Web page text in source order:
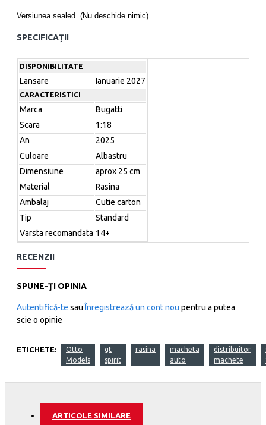
Versiunea sealed. (Nu deschide nimic)
Dimensiune aprox 25 cm
OBS: Aceasta este o Precomanda/Rezervare, livrarile se
Nu este destinata copiilor sub 14 ani. Destinata exclusiv
colectionarilor.
SPECIFICAȚII
DISPONIBILITATE
Lansare Ianuarie 2027
CARACTERISTICI
Marca
Bugatti
Scara
1:18
An
2025
Culoare
Albastru
Dimensiune
aprox 25 cm
Material
Rasina
Ambalaj
Cutie carton
Tip
Standard
Varsta recomandata 14+
RECENZII
SPUNE-ŢI OPINIA
Autentifică-te sau Înregistrează un cont nou pentru a putea
scie o opinie
ETICHETE:
Otto
Models
gt
spirit
rasina
macheta
auto
distribuitor
machete
ARTICOLE SIMILARE